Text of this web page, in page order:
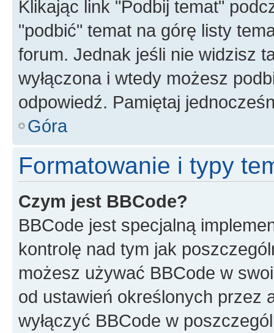
Klikając link "Podbij temat"
"podbić" temat na górę listy
forum. Jednak jeśli nie widzisz
wyłączona i wtedy możesz
odpowiedź. Pamiętaj
Góra
Formatowanie i typy
Czym jest BBCode?
BBCode jest specjalną
kontrolę nad tym jak
możesz używać BBCode w
od ustawień określonych przez
wyłączyć BBCode w